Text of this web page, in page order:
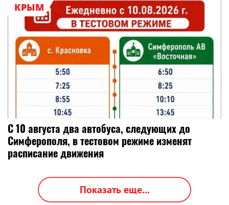
КРЫМ
С 10 августа два автобуса, следующих до
Симферополя, в тестовом режиме изменят
расписание движения
Показать еще...